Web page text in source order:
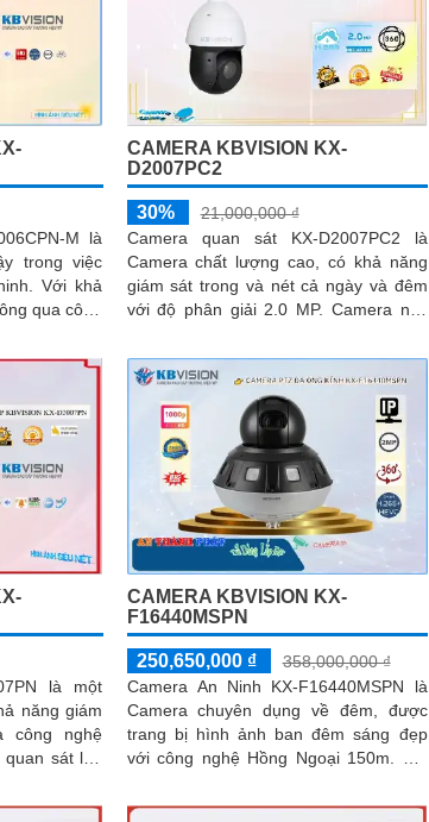
M là
trong việc
khả
qua công
dân dụng
CAMERA KBVISION KX-
D2007PC2
30%
21,000,000 ₫
Camera quan sát KX-D2007PC2 là
Camera chất lượng cao, có khả năng
giám sát trong và nét cả ngày và đêm
với độ phân giải 2.0 MP. Camera này
là một
năng giám
công nghệ
sát lên
360 độ để
CAMERA KBVISION KX-
F16440MSPN
250,650,000 ₫
358,000,000 ₫
Camera An Ninh KX-F16440MSPN là
Camera chuyên dụng về đêm, được
trang bị hình ảnh ban đêm sáng đẹp
với công nghệ Hồng Ngoại 150m. Với
giúp ghi lại hình ảnh đêm sắc nét